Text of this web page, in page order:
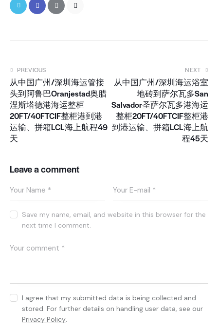
PREVIOUS
从中国广州/深圳海运管接
头到阿鲁巴Oranjestad奥腊
涅斯塔德港海运整柜
20FT/40FTCIF整柜港到港
运输、拼箱LCL海上航程49
天
NEXT
从中国广州/深圳海运浴室
地砖到萨尔瓦多San
Salvador圣萨尔瓦多港海运
整柜20FT/40FTCIF整柜港
到港运输、拼箱LCL海上航
程45天
Leave a comment
Save my name, email, and website in this browser for the
next time I comment.
I agree that my submitted data is being collected and
stored. For further details on handling user data, see our
Privacy Policy